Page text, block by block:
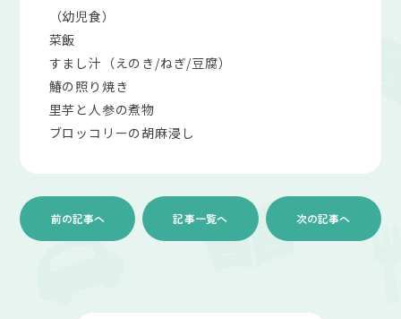
（幼児食）
菜飯
すまし汁（えのき/ねぎ/豆腐）
鰆の照り焼き
里芋と人参の煮物
ブロッコリーの胡麻浸し
前の記事へ 記事一覧へ 次の記事へ